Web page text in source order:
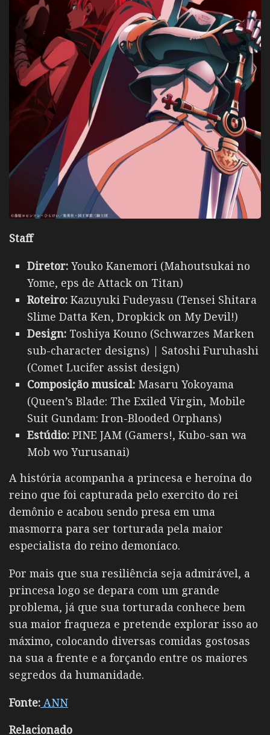
Staff
Diretor: Youko Kanemori (Mahoutsukai no
Yome, eps de Attack on Titan)
Roteiro: Kazuyuki Fudeyasu (Tensei Shitara
Slime Datta Ken, Dropkick on My Devil!)
Design: Toshiya Kouno (Schwarzes Marken
sub-character designs) | Satoshi Furuhashi
(Comet Lucifer assist design)
Composição musical: Masaru Yokoyama
(Queen’s Blade: The Exiled Virgin, Mobile
Suit Gundam: Iron-Blooded Orphans)
Estúdio: PINE JAM (Gamers!, Kubo-san wa
Mob wo Yurusanai)
A história acompanha a princesa e heroína do
reino que foi capturada pelo exercito do rei
demônio e acabou sendo presa em uma
masmorra para ser torturada pela maior
especialista do reino demoníaco.
Por mais que sua resiliência seja admirável, a
princesa logo se depara com um grande
problema, já que sua torturada conhece bem
sua maior fraqueza e pretende explorar isso ao
máximo, colocando diversas comidas gostosas
na sua a frente e a forçando entre os maiores
segredos da humanidade.
Fonte: ANN
Relacionado